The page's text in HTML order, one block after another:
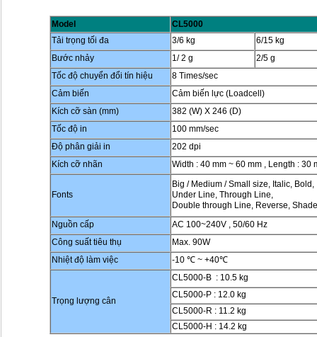
Model
CL5000
Tải trọng tối đa
3/6 kg
6/15 kg
Bước nhảy
1/ 2 g
2/5 g
Tốc độ chuyển đổi tín hiệu
8 Times/sec
Cảm biến
Cảm biến lực (Loadcell)
Kích cỡ sàn (mm)
382 (W) X 246 (D)
Tốc độ in
100 mm/sec
Độ phân giải in
202 dpi
Kích cỡ nhãn
Width : 40 mm ~ 60 mm , Length : 30
Fonts
Big / Medium / Small size, Italic, Bold,
Under Line, Through Line,
Double through Line, Reverse,
Nguồn cấp
AC 100~240V , 50/60 Hz
Công suất tiêu thụ
Max. 90W
Nhiệt độ làm việc
-10 ℃ ~ +40℃
Trọng lượng cân
CL5000-B : 10.5 kg
CL5000-P : 12.0 kg
CL5000-R : 11.2 kg
CL5000-H : 14.2 kg